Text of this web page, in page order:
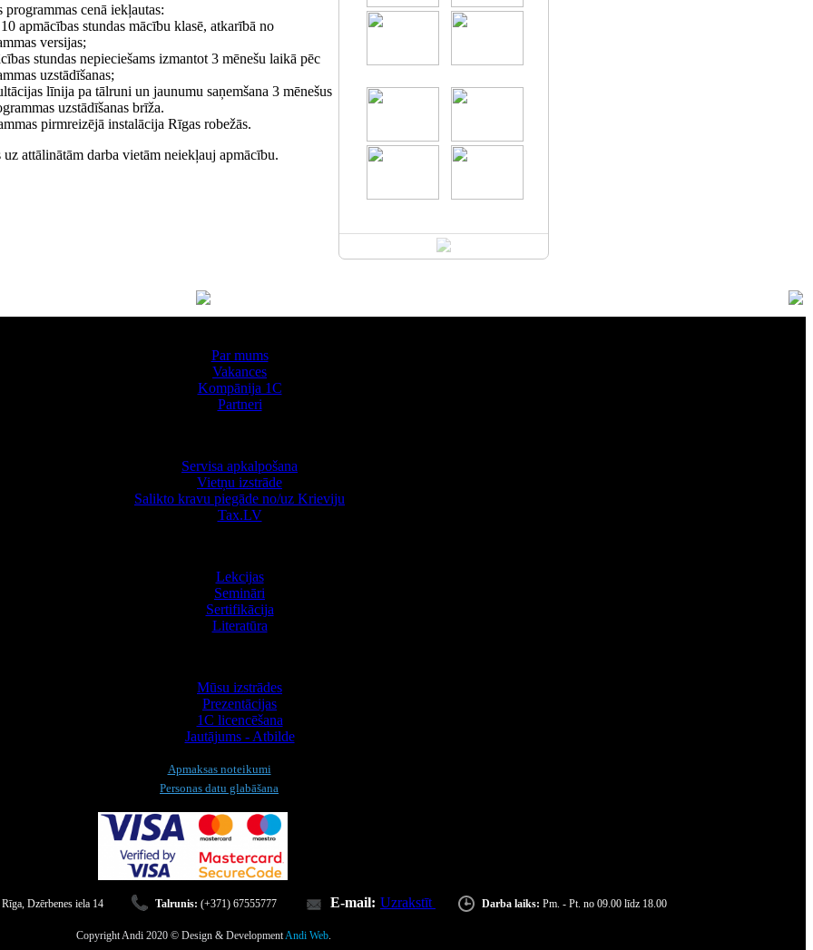
programmas cenā iekļautas:
apmācības stundas mācību klasē, atkarībā no
versijas;
stundas nepieciešams izmantot 3 mēnešu laikā pēc
uzstādīšanas;
līnija pa tālruni un jaunumu saņemšana 3 mēnešus
uzstādīšanas brīža.
pirmreizējā instalācija Rīgas robežās.
uz attālinātām darba vietām neiekļauj apmācību.
Par mums
Vakances
Kompānija 1С
Partneri
Servisa apkalpošana
Vietņu izstrāde
Salikto kravu piegāde no/uz Krieviju
Tax.LV
Lekcijas
Semināri
Sertifikācija
Literatūra
Mūsu izstrādes
Prezentācijas
1С licencēšana
Jautājums - Atbilde
Apmaksas noteikumi
Personas datu glabāšana
Dzērbenes iela 14 Talrunis: (+371) 67555777 E-mail: Uzrakstīt Darba laiks: Pm. - Pt. no 09.00 līdz 18.00
Copyright Andi 2020 © Design & DevelopmentAndi Web.